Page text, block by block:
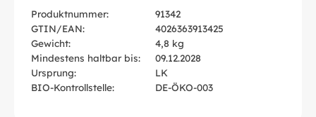
Produktnummer:
91342
GTIN/EAN:
4026363913425
Gewicht:
4,8 kg
Mindestens haltbar bis:
09.12.2028
Ursprung:
LK
BIO-Kontrollstelle:
DE-ÖKO-003